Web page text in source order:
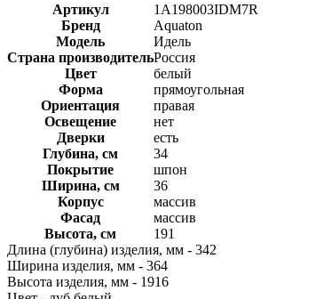
Артикул
1A198003IDM7R
Бренд
Aquaton
Модель
Идель
Страна производительРоссия
Цвет
белый
Форма
прямоугольная
Ориентация
правая
Освещение
нет
Дверки
есть
Глубина, см
34
Покрытие
шпон
Ширина, см
36
Корпус
массив
Фасад
массив
Высота, см
191
Длина (глубина) изделия, мм - 342
Ширина изделия, мм - 364
Высота изделия, мм - 1916